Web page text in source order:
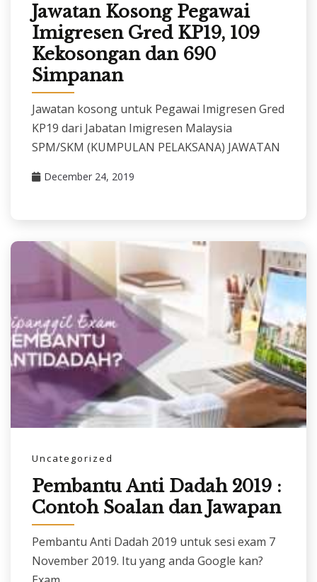
Jawatan Kosong Pegawai
Imigresen Gred KP19, 109
Kekosongan dan 690
Simpanan
Jawatan kosong untuk Pegawai Imigresen Gred
KP19 dari Jabatan Imigresen Malaysia
SPM/SKM (KUMPULAN PELAKSANA) JAWATAN
December 24, 2019
Uncategorized
Pembantu Anti Dadah 2019 :
Contoh Soalan dan Jawapan
Pembantu Anti Dadah 2019 untuk sesi exam 7
November 2019. Itu yang anda Google kan?